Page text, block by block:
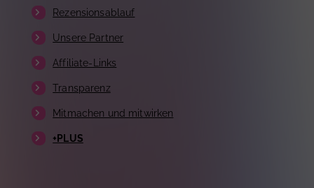
Rezensionsablauf
Unsere Partner
Affiliate-Links
Transparenz
Mitmachen und mitwirken
+PLUS